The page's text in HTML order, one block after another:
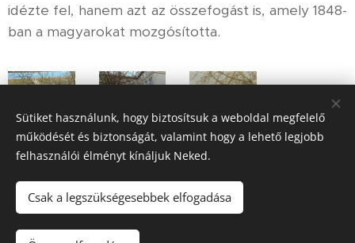
idézte fel, hanem azt az összefogást is, amely 1848-
ban a magyarokat mozgósította.
© 2023 Kemecsei Arany János Általános Iskola, AMI
jog fenntartva.
Sütiket használunk, hogy biztosítsuk a weboldal megfelelő
működését és biztonságát, valamint hogy a lehető legjobb
felhasználói élményt kínáljuk Neked.
Csak a legszükségesebbek elfogadása